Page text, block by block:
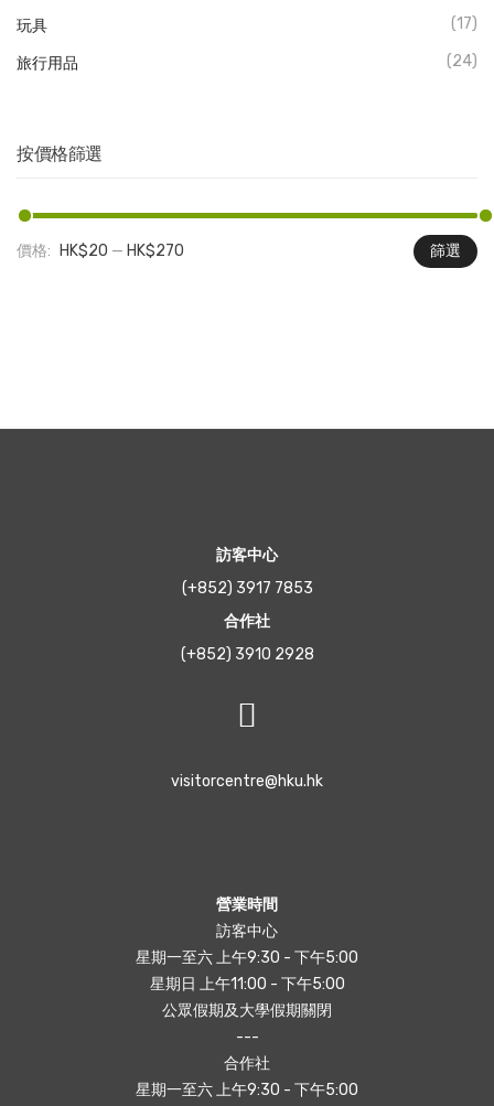
玩具 (17)
旅行用品 (24)
按價格篩選
篩選
價格: HK$20 — HK$270
訪客中心
(+852) 3917 7853
合作社
(+852) 3910 2928
visitorcentre@hku.hk
營業時間
訪客中心
星期一至六 上午9:30 - 下午5:00
星期日 上午11:00 - 下午5:00
公眾假期及大學假期關閉
---
合作社
星期一至六 上午9:30 - 下午5:00